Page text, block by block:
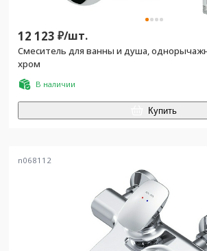
12 123 ₽/шт.
Смеситель для ванны и душа,
хром
В наличии
Купить
n068112